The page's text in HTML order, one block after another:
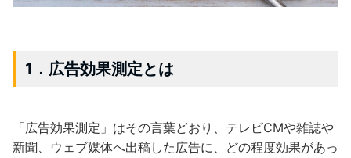
1．広告効果測定とは
「広告効果測定」はその言葉どおり、テレビCMや雑誌や
新聞、ウェブ媒体へ出稿した広告に、どの程度効果があっ